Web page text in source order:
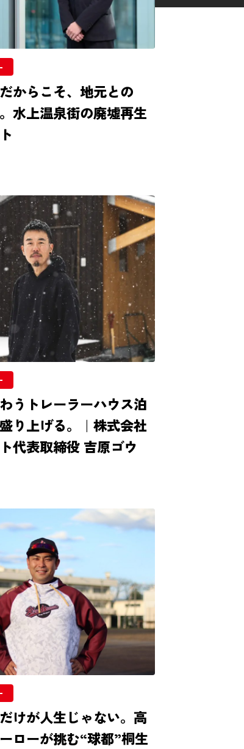
からこそ、地元との
。水上温泉街の廃墟再生
うトレーラーハウス泊
り上げる。｜株式会社
代表取締役 吉原ゴウ
けが人生じゃない。高
ローが挑む“球都”桐生